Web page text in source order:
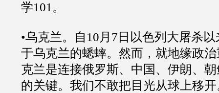
学101。
•乌克兰。自10月7日以色列大屠杀
于乌克兰的蟋蟀。然而，就地缘政
克兰是连接俄罗斯、中国、伊朗、
的关键。我们不敢把目光从球上移